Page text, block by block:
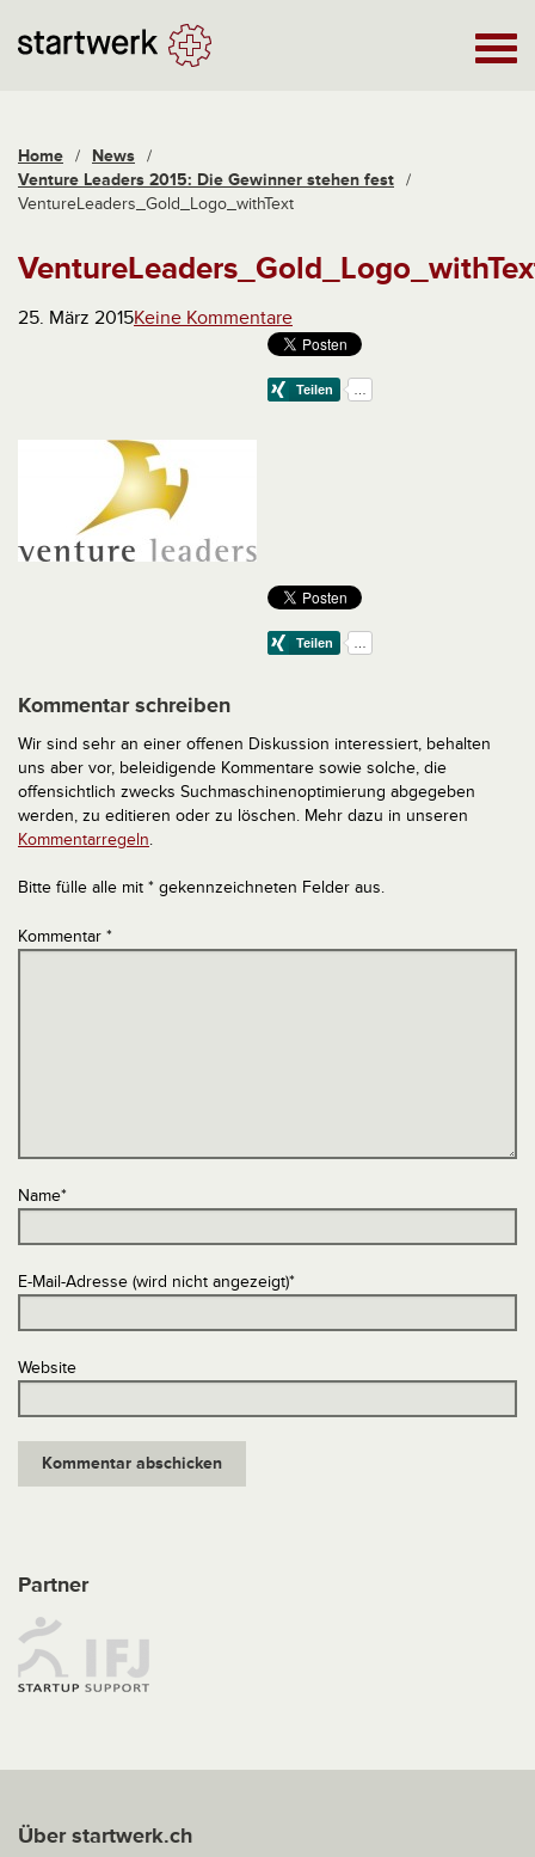
Home / News /
Venture Leaders 2015: Die Gewinner stehen fest /
VentureLeaders_Gold_Logo_withText
25. März 2015Keine Kommentare
Kommentar schreiben
Wir sind sehr an einer offenen Diskussion interessiert, behalten
uns aber vor, beleidigende Kommentare sowie solche, die
offensichtlich zwecks Suchmaschinenoptimierung abgegeben
werden, zu editieren oder zu löschen. Mehr dazu in unseren
Kommentarregeln.
Bitte fülle alle mit * gekennzeichneten Felder aus.
Kommentar *
Name*
E-Mail-Adresse (wird nicht angezeigt)*
Website
Partner
Über startwerk.ch